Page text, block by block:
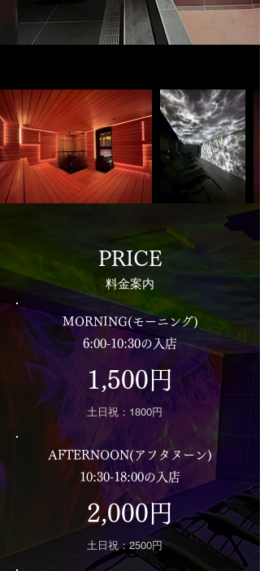
PRICE
料金案内
MORNING(モーニング)
6:00-10:30の入店
1,500円
土日祝：1800円
AFTERNOON(アフタヌーン)
10:30-18:00の入店
2,000円
土日祝：2500円